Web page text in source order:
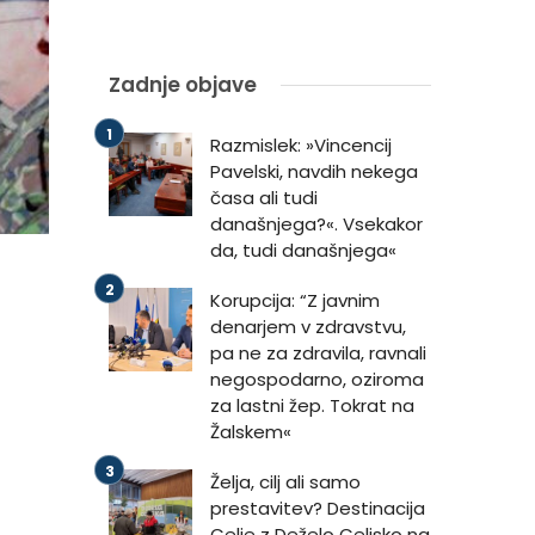
Zadnje objave
Razmislek: »Vincencij
Pavelski, navdih nekega
časa ali tudi
današnjega?«. Vsekakor
da, tudi današnjega«
Korupcija: “Z javnim
denarjem v zdravstvu,
pa ne za zdravila, ravnali
negospodarno, oziroma
za lastni žep. Tokrat na
Žalskem«
Želja, cilj ali samo
prestavitev? Destinacija